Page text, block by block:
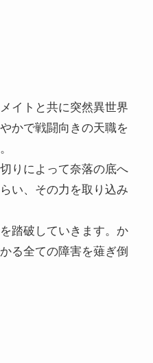
イトと共に突然異世界
かで戦闘向きの天職を
りによって奈落の底へ
い、その力を取り込み
踏破していきます。か
る全ての障害を薙ぎ倒